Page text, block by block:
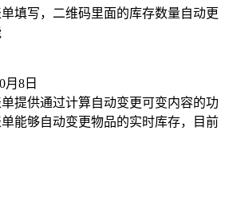
填写，二维码里面的库存数量自动更
月8日
提供通过计算自动变更可变内容的功
能够自动变更物品的实时库存，目前